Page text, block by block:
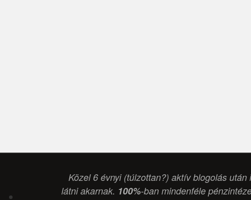
Közel 6 évnyi (túlzottan?) aktív blogolás
látni akarnak. 100%-ban mindenféle